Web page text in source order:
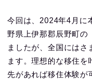
今回は、2024年4月に
野県上伊那郡辰野町の
ましたが、全国にはさ
ます。理想的な移住を
先があれば移住体験が